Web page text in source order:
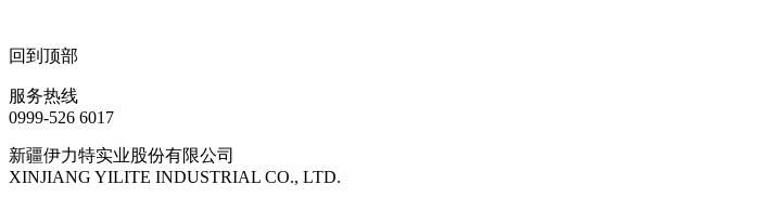
回到顶部
服务热线
0999-526 6017
新疆伊力特实业股份有限公司
XINJIANG YILITE INDUSTRIAL CO., LTD.